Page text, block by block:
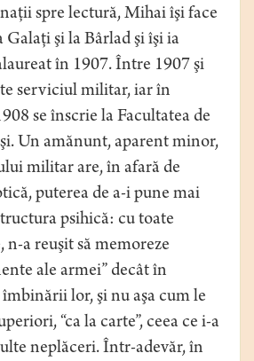
spre lectură, Mihai îşi face
şi la Bârlad şi îşi ia
în 1907. Între 1907 şi
serviciul militar, iar în
se înscrie la Facultatea de
Un amănunt, aparent minor,
militar are, în afară de
puterea de a-i pune mai
psihică: cu toate
a reuşit să memoreze
ale armei” decât în
lor, şi nu aşa cum le
“ca la carte”, ceea ce i-a
neplăceri. Într-adevăr, în